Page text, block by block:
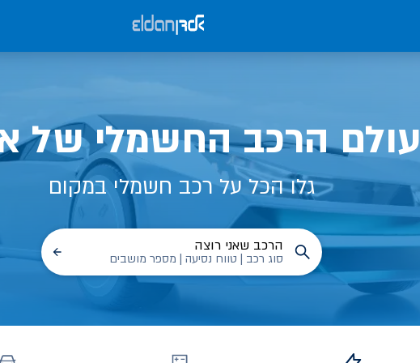
עולם הרכב החשמלי של
גלו הכל על רכב חשמלי במקום
הרכב שאני רוצה
סוג רכב | טווח נסיעה | מספר מושבים